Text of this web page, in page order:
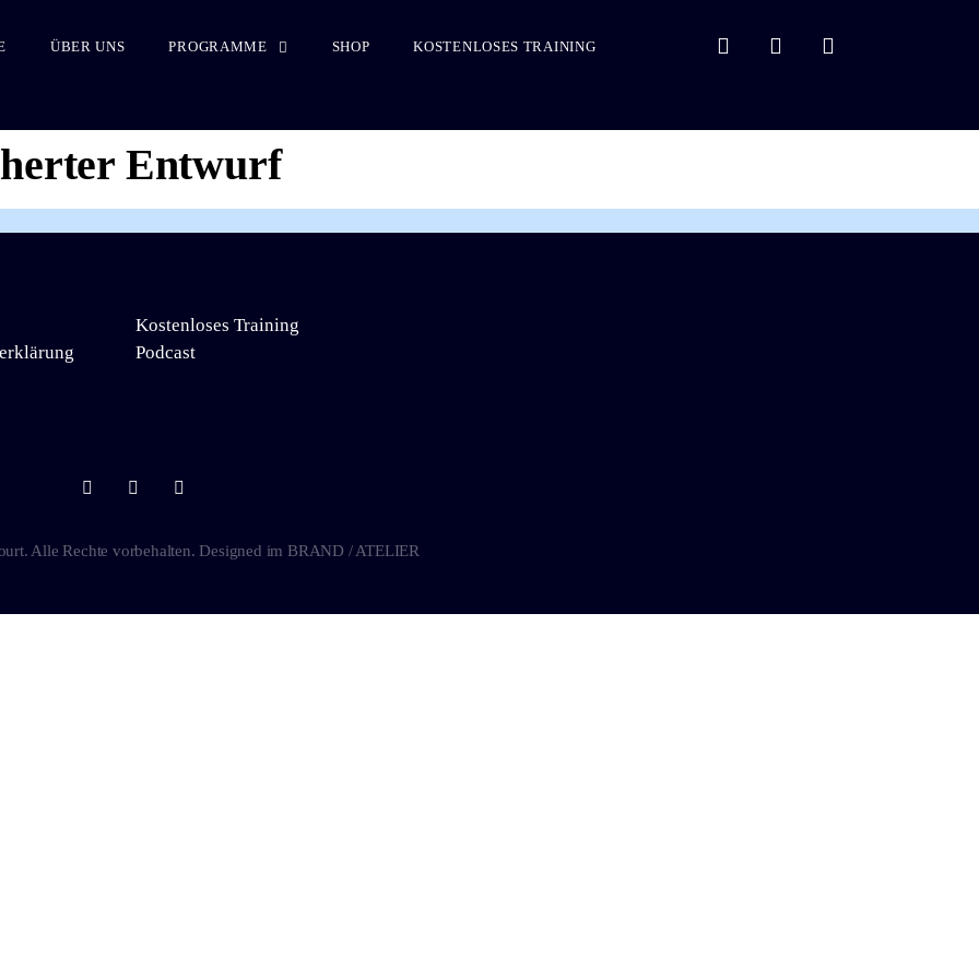
ÜBER UNS PROGRAMME SHOP KOSTENLOSES TRAINING
Entwurf
Kostenloses Training
Podcast
Alle Rechte vorbehalten. Designed imBRAND / ATELIER